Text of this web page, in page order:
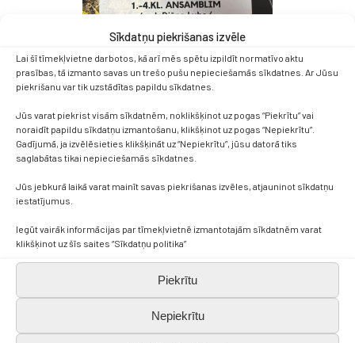
Sīkdatņu piekrišanas izvēle
Lai šī tīmekļvietne darbotos, kā arī mēs spētu izpildīt normatīvo aktu
prasības, tā izmanto savas un trešo pušu nepieciešamās sīkdatnes. Ar Jūsu
piekrišanu var tik uzstādītas papildu sīkdatnes.
Jūs varat piekrist visām sīkdatnēm, noklikšķinot uz pogas “Piekrītu” vai
noraidīt papildu sīkdatņu izmantošanu, klikšķinot uz pogas “Nepiekrītu”.
Gadījumā, ja izvēlēsieties klikšķināt uz “Nepiekrītu”, jūsu datorā tiks
saglabātas tikai nepieciešamās sīkdatnes.
Jūs jebkurā laikā varat mainīt savas piekrišanas izvēles, atjauninot sīkdatņu
iestatījumus.
Iegūt vairāk informācijas par tīmekļvietnē izmantotajām sīkdatnēm varat
klikšķinot uz šīs saites “Sīkdatņu politika”
Piekrītu
Nepiekrītu